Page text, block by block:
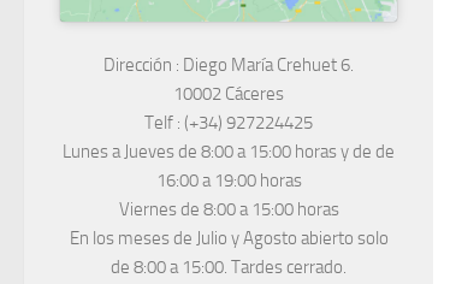
Dirección : Diego María Crehuet 6.
10002 Cáceres
Telf : (+34) 927224425
Lunes a Jueves de 8:00 a 15:00 horas y de de
16:00 a 19:00 horas
Viernes de 8:00 a 15:00 horas
En los meses de Julio y Agosto abierto solo
de 8:00 a 15:00. Tardes cerrado.